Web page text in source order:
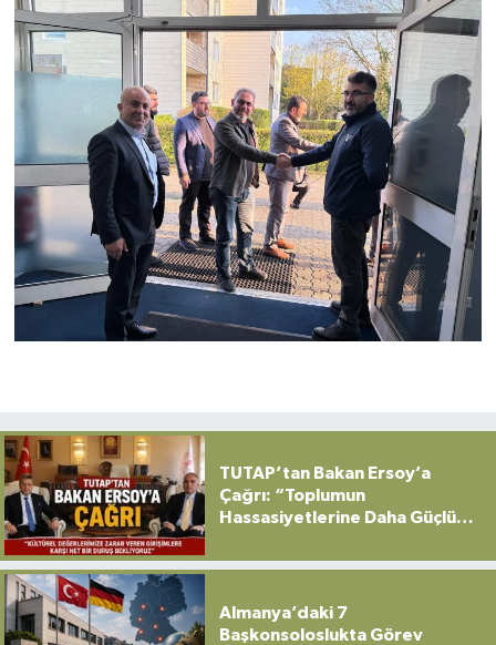
TUTAP’tan Bakan Ersoy’a
Çağrı: “Toplumun
Hassasiyetlerine Daha Güçlü
Almanya’daki 7
Başkonsoloslukta Görev